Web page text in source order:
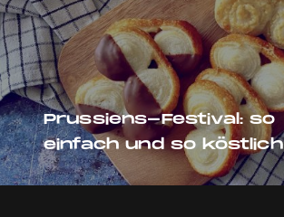
Prussiens-Festival: so
einfach und so köstlich